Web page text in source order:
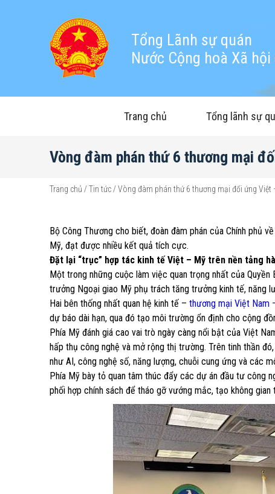
Tổng Lãnh sự quán
Nước Cộng hoà Xã
Trang chủ Tổng lãnh sự
Vòng đàm phán thứ 6 thương mại
Trang chủ /Tin tức /Vòng đàm phán thứ 6 thương mại đối ứng Việt
Bộ Công Thương cho biết, đoàn đàm phán của Chính phủ
Mỹ, đạt được nhiều kết quả tích cực.
Đặt lại “trục” hợp tác kinh tế Việt – Mỹ trên nền tảng
Một trong những cuộc làm việc quan trọng nhất của
trưởng Ngoại giao Mỹ phụ trách tăng trưởng kinh tế, năng
Hai bên thống nhất quan hệ kinh tế – thương mại Việt Nam
dự báo dài hạn, qua đó tạo môi trường ổn định cho cộng
Phía Mỹ đánh giá cao vai trò ngày càng nổi bật của Việt
hấp thụ công nghệ và mở rộng thị trường. Trên tinh thần
như AI, công nghệ số, năng lượng, chuỗi cung ứng và các
Phía Mỹ bày tỏ quan tâm thúc đẩy các dự án đầu tư công
phối hợp chính sách để tháo gỡ vướng mắc, tạo không